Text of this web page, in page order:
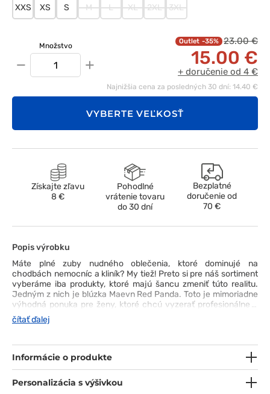
XXS
XS S M L XL 2XL 3XL
Množstvo
− +
-35% 23.00 €
15.00 €
+ doručenie od 4 €
Najnižšia cena za posledných 30 dní: 14.40 €
VYBERTE VEĽKOSŤ
Získajte zľavu
8 €
Pohodlné
vrátenie tovaru
do 30 dní
Bezplatné
doručenie od
70 €
Popis výrobku
Máte plné zuby nudného oblečenia, ktoré dominujé na
chodbách nemocníc a kliník? My tiež! Preto si pre náš sortiment
vyberáme iba produkty, ktoré majú šancu zmeniť túto realitu.
Jedným z nich je blúzka Maevn Red Panda. Toto je mimoriadne
výhodná ponuka pre ženy, ktoré chcú vyzerať profesionálne v
práci, ale zároveň sa cítiť žensky. Tato blúzka má dokonalý strih
a je perfektne zapasená do ženského pásu. Vzhľad však nie je
sú funkčné vrecká, vystužovacie šitie a odolný materiál.
čítať ďalej
Informácie o produkte
Personalizácia s výšivkou